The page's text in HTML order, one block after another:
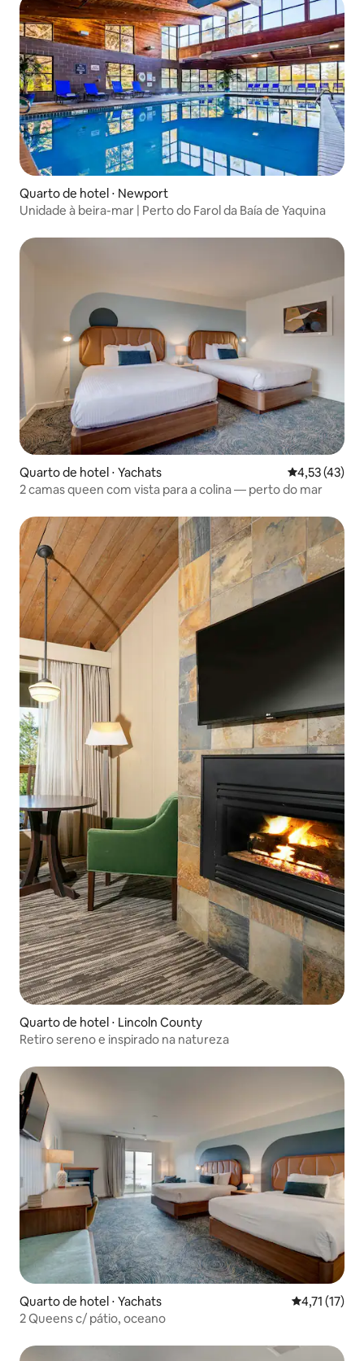
Quarto de hotel ⋅ Newport
Unidade à beira-mar | Perto do Farol da Baía de Yaquina
Quarto de hotel ⋅ Yachats 4,53 de uma
4,53 (43)
2 camas queen com vista para a colina — perto do mar
Quarto de hotel ⋅ Lincoln County
Retiro sereno e inspirado na natureza
Quarto de hotel ⋅ Yachats 4,71 de uma
4,71 (17)
2 Queens c/ pátio, oceano